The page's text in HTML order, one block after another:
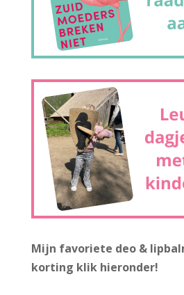
Mijn favoriete deo &
korting klik hieronder!